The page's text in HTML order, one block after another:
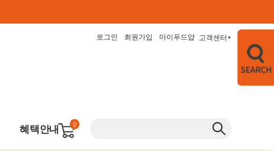
로그인 회원가입 마이푸드얍 고객센터 ▼
혜택안내 0